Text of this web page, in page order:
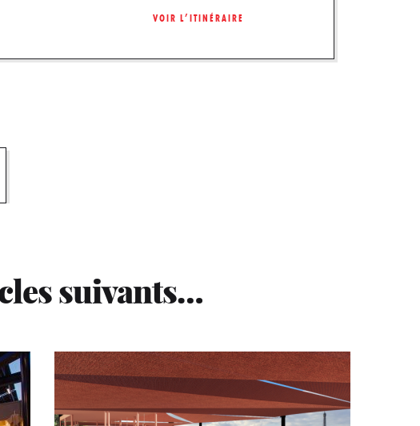
VOIR L’ITINÉRAIRE
suivants…